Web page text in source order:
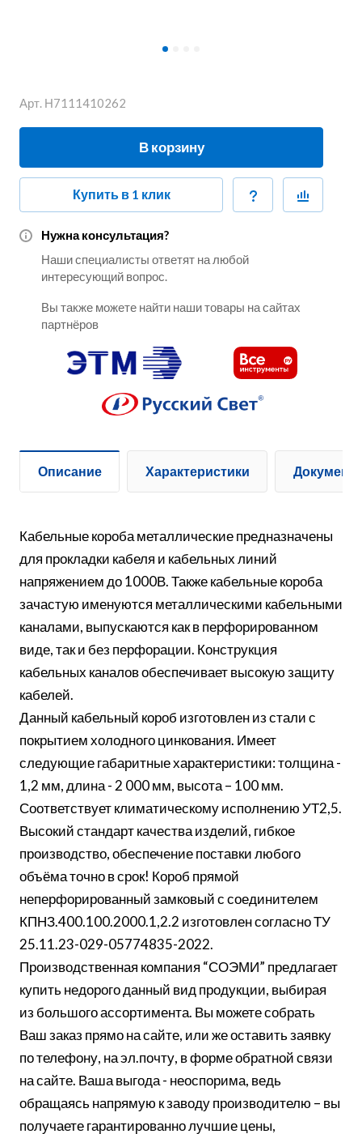
Арт. Н7111410262
В корзину
Купить в 1 клик
Нужна консультация?
Наши специалисты ответят на любой
интересующий вопрос.
Вы также можете найти наши товары на сайтах
партнёров
Описание Характеристики
Кабельные короба металлические предназначены
для прокладки кабеля и кабельных линий
напряжением до 1000В. Также кабельные короба
зачастую именуются металлическими кабельными
каналами, выпускаются как в перфорированном
виде, так и без перфорации. Конструкция
кабельных каналов обеспечивает высокую защиту
кабелей.
Данный кабельный короб изготовлен из стали с
покрытием холодного цинкования. Имеет
следующие габаритные характеристики: толщина -
1,2 мм, длина - 2 000 мм, высота – 100 мм.
Соответствует климатическому исполнению УТ2,5.
Высокий стандарт качества изделий, гибкое
производство, обеспечение поставки любого
объёма точно в срок! Короб прямой
неперфорированный замковый с соединителем
КПНЗ.400.100.2000.1,2.2 изготовлен согласно ТУ
25.11.23-029-05774835-2022.
Производственная компания “СОЭМИ” предлагает
купить недорого данный вид продукции, выбирая
из большого ассортимента. Вы можете собрать
Ваш заказ прямо на сайте, или же оставить заявку
по телефону, на эл.почту, в форме обратной связи
на сайте. Ваша выгода - неоспорима, ведь
обращаясь напрямую к заводу производителю – вы
получаете гарантированно лучшие цены,